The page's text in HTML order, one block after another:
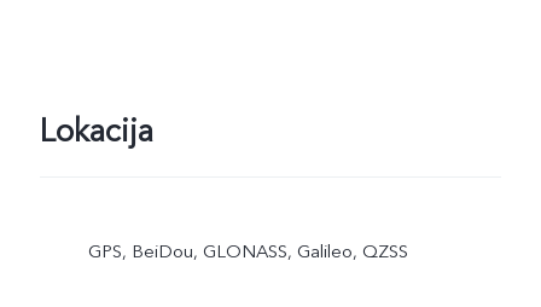
Lokacija
GPS, BeiDou, GLONASS, Galileo, QZSS